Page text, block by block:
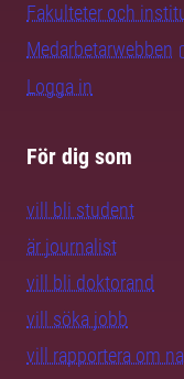
Fakulteter och
Medarbetarwebben
Logga in
För dig som
vill bli student
är journalist
vill bli doktorand
vill söka jobb
vill rapportera om